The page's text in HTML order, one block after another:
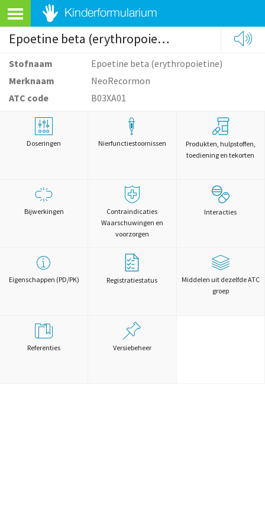
Epoetine beta (erythropoietine)
Stofnaam
Epoetine beta (erythropoietine)
Merknaam
NeoRecormon
ATC code
B03XA01
Doseringen Nierfunctiestoornissen
Produkten, hulpstoffen,
toediening en tekorten
Bijwerkingen
Contraindicaties
Waarschuwingen en
voorzorgen
Interacties
Eigenschappen (PD/PK) Registratiestatus
Middelen uit dezelfde ATC
groep
Referenties Versiebeheer